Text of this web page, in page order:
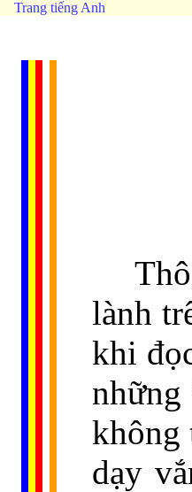
Trang tiếng Anh
lành
khi
không
dạy